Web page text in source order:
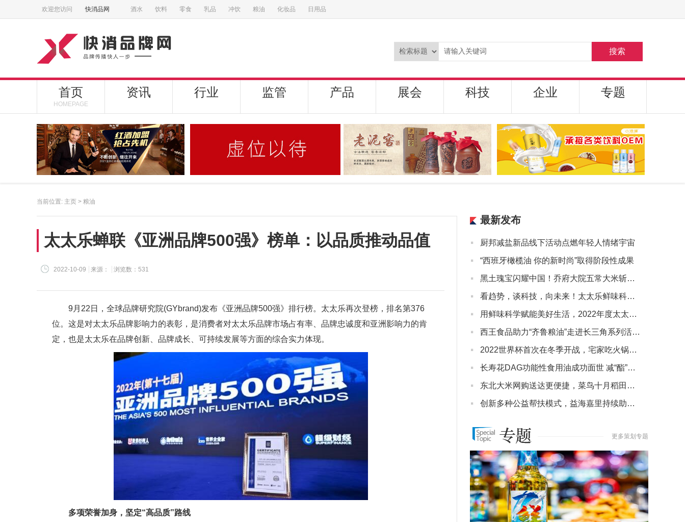
欢迎您访问 快消品网 酒水 饮料 零食 乳品 冲饮 粮油 化妆品 日用品
搜索
首页
HOMEPAGE
资讯 行业 监管 产品 展会 科技 企业 专题
当前位置: 主页 > 粮油
太太乐蝉联《亚洲品牌500强》榜单：以品质推动品值
2022-10-09 来源： 浏览数：531
9月22日，全球品牌研究院(GYbrand)发布《亚洲品牌500强》排行榜。太太乐再次登榜，排名第376
位。这是对太太乐品牌影响力的表彰，是消费者对太太乐品牌市场占有率、品牌忠诚度和亚洲影响力的肯
定，也是太太乐在品牌创新、品牌成长、可持续发展等方面的综合实力体现。
多项荣誉加身，坚定“高品质”路线
最新发布
· 厨邦减盐新品线下活动点燃年轻人情绪宇宙
· “西班牙橄榄油 你的新时尚”取得阶段性成果
· 黑土瑰宝闪耀中国！乔府大院五常大米斩获金奖第一
· 看趋势，谈科技，向未来！太太乐鲜味科学研讨会擎起产业创新大旗
· 用鲜味科学赋能美好生活，2022年度太太乐新品重磅推出
· 西王食品助力“齐鲁粮油”走进长三角系列活动·上海产销云上行举办
· 2022世界杯首次在冬季开战，宅家吃火锅看比赛当然要选好人家！
· 长寿花DAG功能性食用油成功面世 减“酯”赋能国民健康新食代
· 东北大米网购送达更便捷，菜鸟十月稻田长沙定制分仓正式开仓
· 创新多种公益帮扶模式，益海嘉里持续助力乡村振兴
更多策划专题